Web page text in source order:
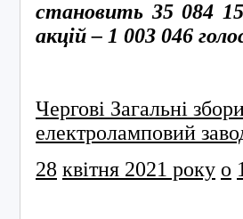
становить 35 084
акцій – 1 003 046
Чергові Загальні
електроламповий
28 квітня 2021 року о